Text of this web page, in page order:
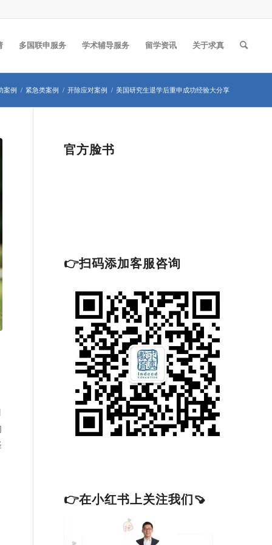
多国联申服务 学术辅导服务 留学资讯 关于求真
案例 / 紧急类案例 / 开除应对案例 / 美国研究生退学后重申成功经验大分享
官方脸书
👉扫码添加客服咨询
👉在小红书上关注我们🍠